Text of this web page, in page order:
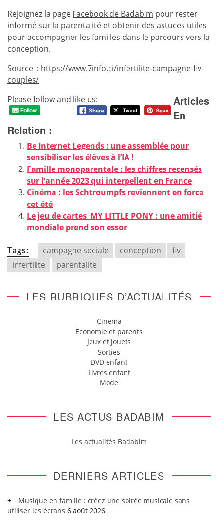
Rejoignez la page Facebook de Badabim pour rester
informé sur la parentalité et obtenir des astuces utiles
pour accompagner les familles dans le parcours vers la
conception.
Source : https://www.7info.ci/infertilite-campagne-fiv-
couples/
Please follow and like us:
Articles
En
Relation :
Be Internet Legends : une assemblée pour
sensibiliser les élèves à l’IA !
Famille monoparentale : les chiffres recensés
sur l’année 2023 qui interpellent en France
Cinéma : les Schtroumpfs reviennent en force
cet été
Le jeu de cartes MY LITTLE PONY : une amitié
mondiale prend son essor
Tags: campagne sociale conception
fiv
infertilite
parentalite
LES RUBRIQUES D’ACTUALITÉS
Cinéma
Economie et parents
Jeux et jouets
Sorties
DVD enfant
Livres enfant
Mode
LES ACTUS BADABIM
Les actualités Badabim
DERNIERS ARTICLES
Musique en famille : créez une soirée musicale sans
utiliser les écrans 6 août 2026